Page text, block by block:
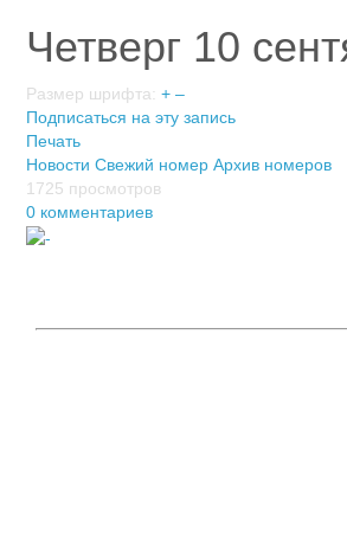
Четверг 10
Размер шрифта: + –
Подписаться на эту запись
Печать
Новости Свежий номер Архив номеров
1725 просмотров
0 комментариев